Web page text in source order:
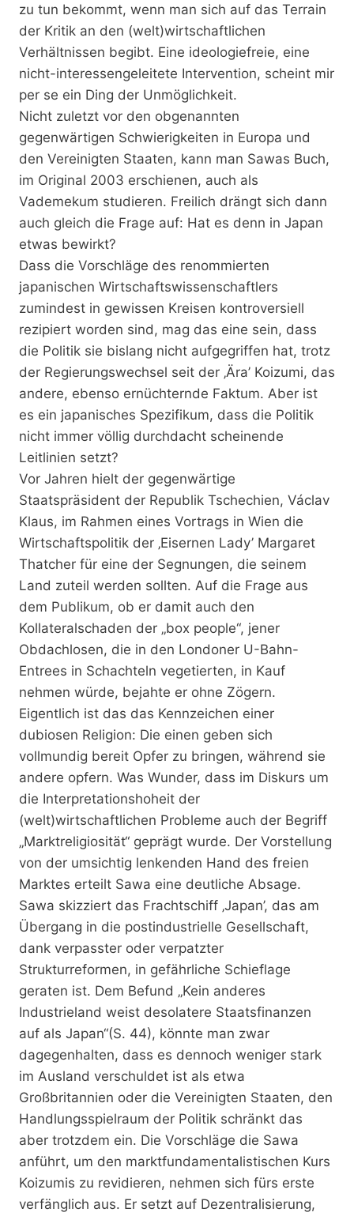
zu tun bekommt, wenn man sich auf das Terrain
der Kritik an den (welt)wirtschaftlichen
Verhältnissen begibt. Eine ideologiefreie, eine
nicht-interessengeleitete Intervention, scheint mir
per se ein Ding der Unmöglichkeit.
Nicht zuletzt vor den obgenannten
gegenwärtigen Schwierigkeiten in Europa und
den Vereinigten Staaten, kann man Sawas Buch,
im Original 2003 erschienen, auch als
Vademekum studieren. Freilich drängt sich dann
auch gleich die Frage auf: Hat es denn in Japan
etwas bewirkt?
Dass die Vorschläge des renommierten
japanischen Wirtschaftswissenschaftlers
zumindest in gewissen Kreisen kontroversiell
rezipiert worden sind, mag das eine sein, dass
die Politik sie bislang nicht aufgegriffen hat, trotz
der Regierungswechsel seit der ‚Ära’ Koizumi, das
andere, ebenso ernüchternde Faktum. Aber ist
es ein japanisches Spezifikum, dass die Politik
nicht immer völlig durchdacht scheinende
Leitlinien setzt?
Vor Jahren hielt der gegenwärtige
Staatspräsident der Republik Tschechien, Václav
Klaus, im Rahmen eines Vortrags in Wien die
Wirtschaftspolitik der ‚Eisernen Lady’ Margaret
Thatcher für eine der Segnungen, die seinem
Land zuteil werden sollten. Auf die Frage aus
dem Publikum, ob er damit auch den
Kollateralschaden der „box people“, jener
Obdachlosen, die in den Londoner U-Bahn-
Entrees in Schachteln vegetierten, in Kauf
nehmen würde, bejahte er ohne Zögern.
Eigentlich ist das das Kennzeichen einer
dubiosen Religion: Die einen geben sich
vollmundig bereit Opfer zu bringen, während sie
andere opfern. Was Wunder, dass im Diskurs um
die Interpretationshoheit der
(welt)wirtschaftlichen Probleme auch der Begriff
„Marktreligiosität“ geprägt wurde. Der Vorstellung
von der umsichtig lenkenden Hand des freien
Marktes erteilt Sawa eine deutliche Absage.
Sawa skizziert das Frachtschiff ‚Japan’, das am
Übergang in die postindustrielle Gesellschaft,
dank verpasster oder verpatzter
Strukturreformen, in gefährliche Schieflage
geraten ist. Dem Befund „Kein anderes
Industrieland weist desolatere Staatsfinanzen
auf als Japan“(S. 44), könnte man zwar
dagegenhalten, dass es dennoch weniger stark
im Ausland verschuldet ist als etwa
Großbritannien oder die Vereinigten Staaten, den
Handlungsspielraum der Politik schränkt das
aber trotzdem ein. Die Vorschläge die Sawa
anführt, um den marktfundamentalistischen Kurs
Koizumis zu revidieren, nehmen sich fürs erste
verfänglich aus. Er setzt auf Dezentralisierung,